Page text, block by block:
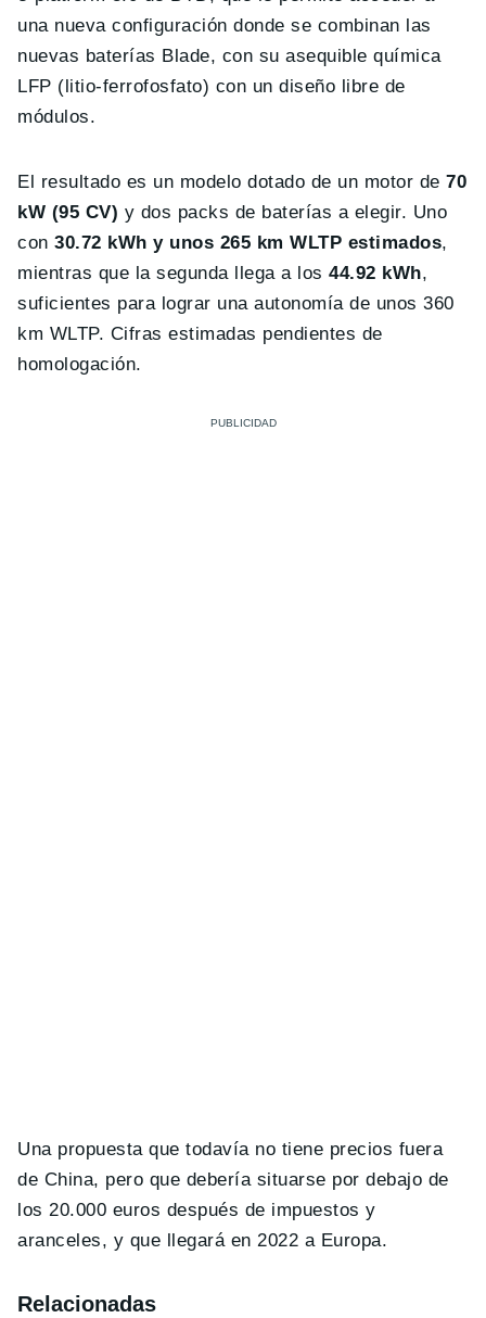
una nueva configuración donde se combinan las
nuevas baterías Blade, con su asequible química
LFP (litio-ferrofosfato) con un diseño libre de
módulos.
El resultado es un modelo dotado de un motor de 70
kW (95 CV) y dos packs de baterías a elegir. Uno
con30.72 kWh y unos 265 km WLTP estimados,
mientras que la segunda llega a los44.92 kWh,
suficientes para lograr una autonomía de unos 360
km WLTP. Cifras estimadas pendientes de
homologación.
Una propuesta que todavía no tiene precios fuera
de China, pero que debería situarse por debajo de
los 20.000 euros después de impuestos y
aranceles, y que llegará en 2022 a Europa.
Relacionadas